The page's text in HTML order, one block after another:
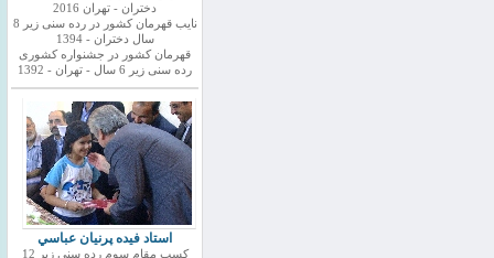
دختران - تهران 2016
نایب قهرمان کشور در رده سنی زیر 8
سال دختران - 1394
قهرمان کشور در جشنواره کشوری
رده سنی زیر 6 سال - تهران - 1392
استاد فيده پرنيان عباسي
کسب مقام سوم رده سنی زیر 12